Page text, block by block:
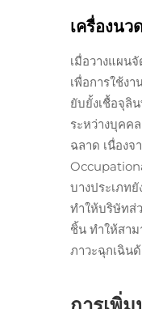
เครื่องน
เมื่อวางแผน
เพื่อการใช้ง
ยับยั้งเชื้อจุลิ
ระหว่างบุคค
ฉลาด เนื่อง
บางประเภท
ทำให้บริษัทส่
ชิ้น ทำให้สา
ภาวะฉุกเฉิน